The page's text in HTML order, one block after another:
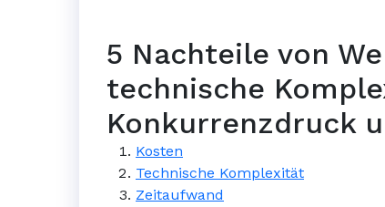
5 Nachteile von
technische
Konkurrenzdruck
Kosten
Technische Komplexität
Zeitaufwand